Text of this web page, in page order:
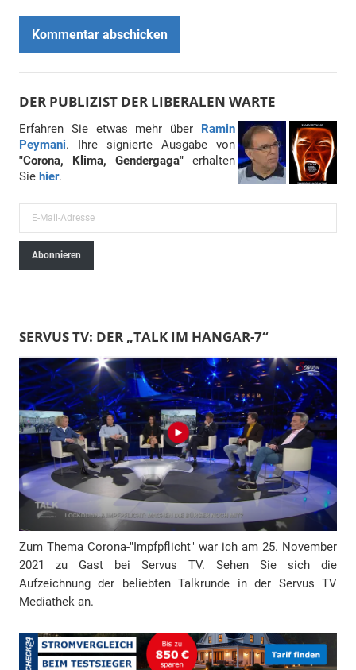
DER PUBLIZIST DER LIBERALEN WARTE
Erfahren Sie etwas mehr über Ramin
Peymani. Ihre signierte Ausgabe von
"Corona, Klima, Gendergaga" erhalten
Sie hier.
-
-
A
d
r
e
s
s
Abonnieren
SERVUS TV: DER „TALK IM HANGAR-7“
Zum Thema Corona-"Impfpflicht" war ich am 25. November
2021 zu Gast bei Servus TV. Sehen Sie sich die
Aufzeichnung der beliebten Talkrunde in der Servus TV
Mediathek an.